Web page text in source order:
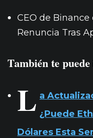
CEO de
Renuncia Tras
También te
L a
¿Puede
Dólares Esta